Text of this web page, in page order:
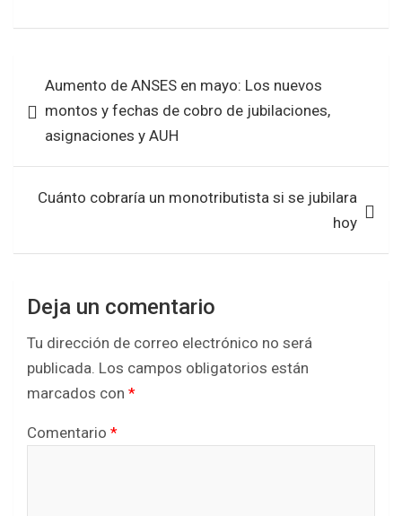
ce
o
o
k
tt at
A
p
p
ar
entradas
Aumento de ANSES en mayo: Los nuevos
montos y fechas de cobro de jubilaciones,
asignaciones y AUH
Cuánto cobraría un monotributista si se jubilara
hoy
Deja un comentario
Tu dirección de correo electrónico no será
publicada. Los campos obligatorios están
marcados con *
Comentario *